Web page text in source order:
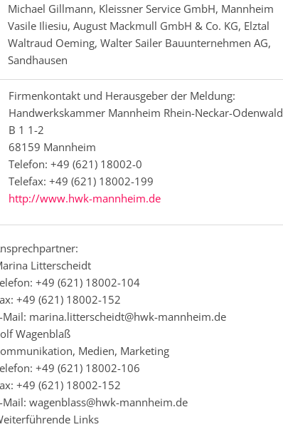
Michael Gillmann, Kleissner Service GmbH, Mannheim
Vasile Iliesiu, August Mackmull GmbH & Co. KG, Elztal
Waltraud Oeming, Walter Sailer Bauunternehmen AG,
Sandhausen
Firmenkontakt und Herausgeber der Meldung:
Handwerkskammer Mannheim Rhein-Neckar-Odenwald
B 1 1-2
68159 Mannheim
Telefon: +49 (621) 18002-0
Telefax: +49 (621) 18002-199
http://www.hwk-mannheim.de
Litterscheidt
+49 (621) 18002-104
+49 (621) 18002-152
Mail: marina.litterscheidt@hwk-mannheim.de
Wagenblaß
Medien, Marketing
+49 (621) 18002-106
+49 (621) 18002-152
Mail: wagenblass@hwk-mannheim.de
Links